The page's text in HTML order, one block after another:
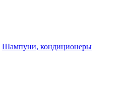
Шампуни, кондиционеры